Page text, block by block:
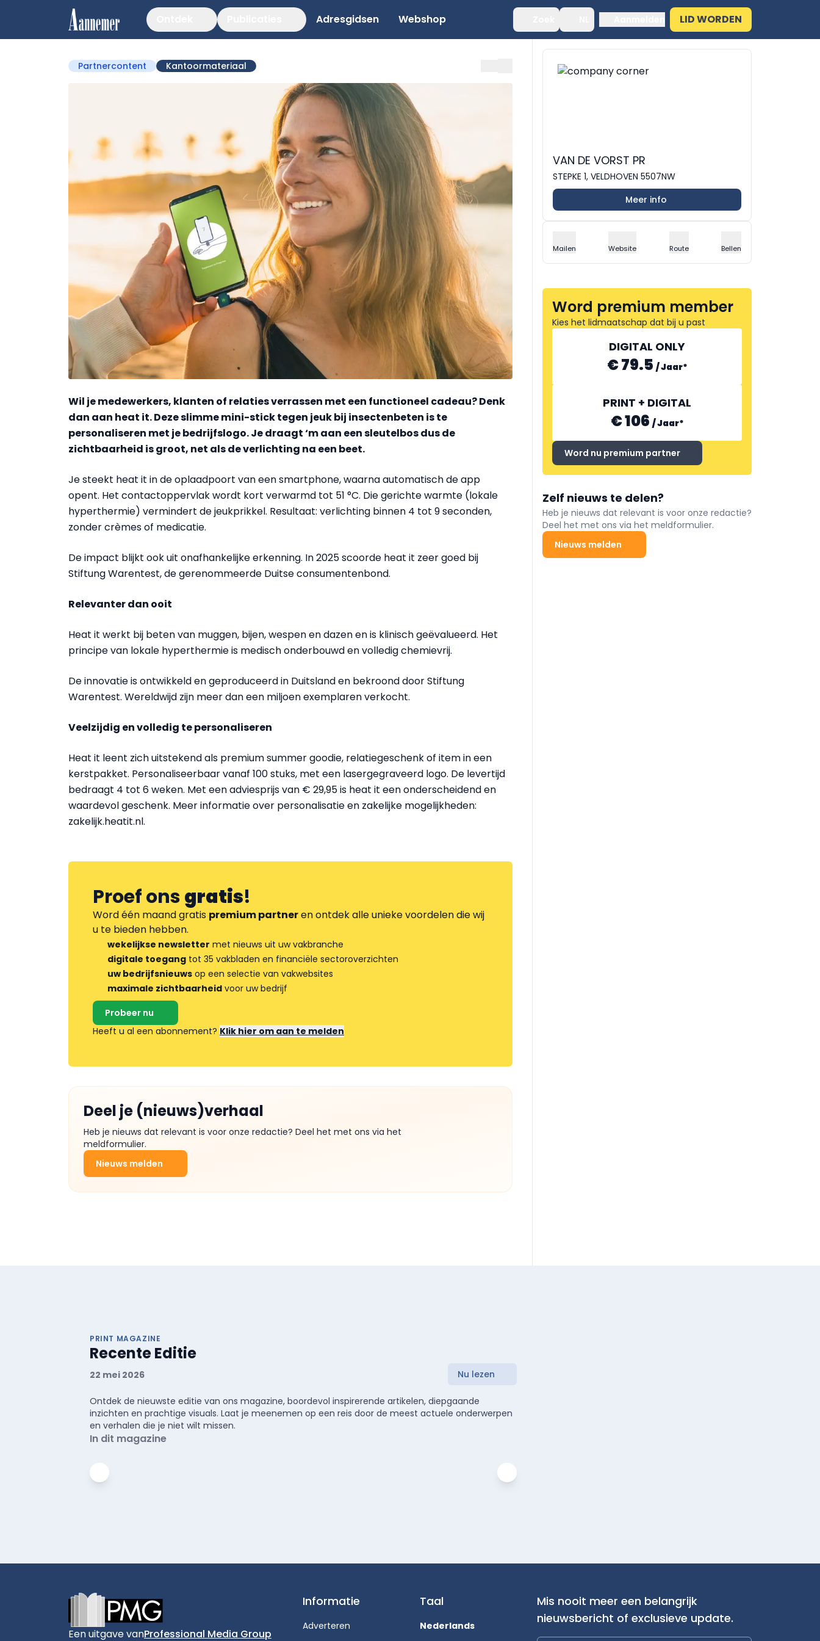
Adresgidsen Webshop LID WORDEN
Partnercontent Kantoormateriaal
Wil je medewerkers, klanten of relaties verrassen met een functioneel cadeau? Denk
dan aan heat it. Deze slimme mini-stick tegen jeuk bij insectenbeten is te
personaliseren met je bedrijfslogo. Je draagt ‘m aan een sleutelbos dus de
zichtbaarheid is groot, net als de verlichting na een beet.
Je steekt heat it in de oplaadpoort van een smartphone, waarna automatisch de app
opent. Het contactoppervlak wordt kort verwarmd tot 51 °C. Die gerichte warmte (lokale
hyperthermie) vermindert de jeukprikkel. Resultaat: verlichting binnen 4 tot 9 seconden,
zonder crèmes of medicatie.
De impact blijkt ook uit onafhankelijke erkenning. In 2025 scoorde heat it zeer goed bij
Stiftung Warentest, de gerenommeerde Duitse consumentenbond.
Relevanter dan ooit
Heat it werkt bij beten van muggen, bijen, wespen en dazen en is klinisch geëvalueerd. Het
principe van lokale hyperthermie is medisch onderbouwd en volledig chemievrij.
De innovatie is ontwikkeld en geproduceerd in Duitsland en bekroond door Stiftung
Warentest. Wereldwijd zijn meer dan een miljoen exemplaren verkocht.
Veelzijdig en volledig te personaliseren
Heat it leent zich uitstekend als premium summer goodie, relatiegeschenk of item in een
kerstpakket. Personaliseerbaar vanaf 100 stuks, met een lasergegraveerd logo. De levertijd
bedraagt 4 tot 6 weken. Met een adviesprijs van € 29,95 is heat it een onderscheidend en
waardevol geschenk. Meer informatie over personalisatie en zakelijke mogelijkheden:
zakelijk.heatit.nl.
Proef onsgratis!
Word één maand gratis premium partneren ontdek alle unieke voordelen die wij
u te bieden hebben.
wekelijkse newsletter met nieuws uit uw vakbranche
digitale toegang tot 35 vakbladen en financiële sectoroverzichten
uw bedrijfsnieuws op een selectie van vakwebsites
maximale zichtbaarheid voor uw bedrijf
Probeer nu
Heeft u al een abonnement? Klik hier om aan te melden
Deel je (nieuws)verhaal
Heb je nieuws dat relevant is voor onze redactie? Deel het met ons via het
meldformulier.
Nieuws melden
VAN DE VORST PR
STEPKE 1, VELDHOVEN 5507NW
Meer info
Mailen Website Route Bellen
Word premium member
Kies het lidmaatschap dat bij u past
DIGITAL ONLY
€ 79.5 /Jaar*
PRINT + DIGITAL
€ 106 /Jaar*
Word nu premium partner
Zelf nieuws te delen?
Heb je nieuws dat relevant is voor onze redactie?
Deel het met ons via het meldformulier.
Nieuws melden
PRINT MAGAZINE
Recente Editie
22 mei 2026 Nu lezen
Ontdek de nieuwste editie van ons magazine, boordevol inspirerende artikelen, diepgaande
inzichten en prachtige visuals. Laat je meenemen op een reis door de meest actuele onderwerpen
en verhalen die je niet wilt missen.
In dit magazine
Een uitgave vanProfessional Media Group
Informatie
Adverteren
Taal
Nederlands
Mis nooit meer een belangrijk
nieuwsbericht of exclusieve update.